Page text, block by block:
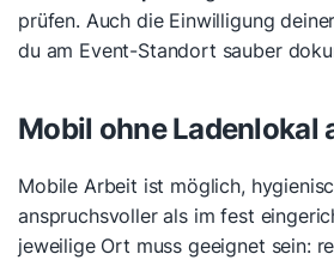
prüfen. Auch die Einwilligung
du am Event-Standort sauber
Mobil ohne Ladenlokal
Mobile Arbeit ist möglich,
anspruchsvoller als im fest
jeweilige Ort muss geeignet sein: